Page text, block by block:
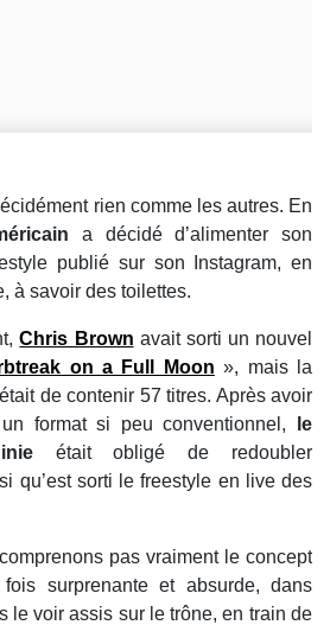
rien comme les autres. En
a décidé d’alimenter son
publié sur son Instagram, en
à savoir des toilettes.
Chris Brown avait sorti un nouvel
on a Full Moon », mais la
de contenir 57 titres. Après avoir
format si peu conventionnel,
le
était obligé de redoubler
qu’est sorti le freestyle en live des
pas vraiment le concept
surprenante et absurde, dans
le voir assis sur le trône, en train de